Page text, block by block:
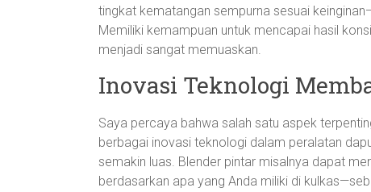
tingkat kematangan sempurna sesuai
Memiliki kemampuan untuk mencapai hasil
menjadi sangat memuaskan.
Inovasi Teknologi
Saya percaya bahwa salah satu aspek
berbagai inovasi teknologi dalam peralatan
semakin luas. Blender pintar misalnya dapat
berdasarkan apa yang Anda miliki di